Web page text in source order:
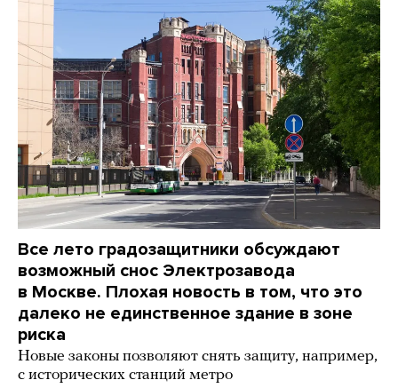
Все лето градозащитники обсуждают
возможный снос Электрозавода
в Москве. Плохая новость в том, что это
далеко не единственное здание в зоне
риска
Новые законы позволяют снять защиту, например,
с исторических станций метро